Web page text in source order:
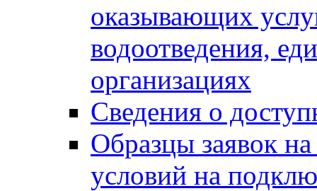
оказывающих
водоотведения,
организациях
Сведения о
Образцы заявок
условий на